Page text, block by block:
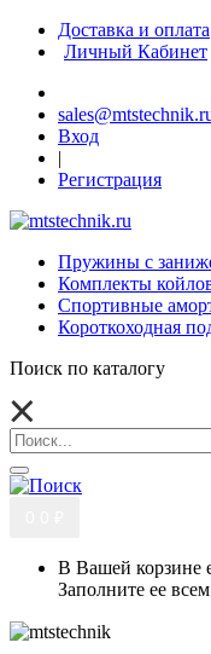
Доставка и оплата
Личный Кабинет
Вход
|
Регистрация
Пружины с
Комплекты
Спортивные
Короткоходная
Поиск по каталогу
В Вашей корзине
Заполните ее